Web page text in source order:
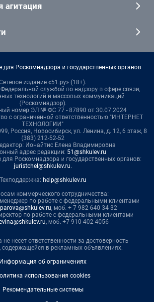
агитация
для Роскомнадзора и государственных органов
издание «51.ру» (18+).
службой по надзору в сфере связи,
технологий и массовых коммуникаций
(Роскомнадзор).
номер ЭЛ № ФС 77 - 87890 от 30.07.2024
с ограниченной ответственностью "ИНТЕРНЕТ
ТЕХНОЛОГИИ"
Россия, Новосибирск, ул. Ленина, д. 12, 6 этаж, 8
(383) 212-52-52
Ионайтис Елена Владимировна
адрес редакции: 51@shkulev.ru
Роскомнадзора и государственных органов:
juristchel@shkulev.ru.
Техподдержка: help@shkulev.ru
коммерческого сотрудничества:
по работе с федеральными клиентами
, моб. + 7 982 640 34 32
по работе с федеральными клиентами
, моб. +7 910 402 4056
не несет ответственности за достоверность
в рекламных объявлениях.
Информация об ограничениях
использования cookies
Рекомендательные системы